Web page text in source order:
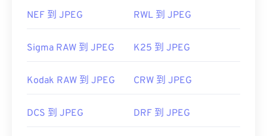
NEF 到 JPEG RWL 到 JPEG
Sigma RAW 到 JPEG K25 到 JPEG
Kodak RAW 到 JPEG CRW 到 JPEG
DCS 到 JPEG DRF 到 JPEG